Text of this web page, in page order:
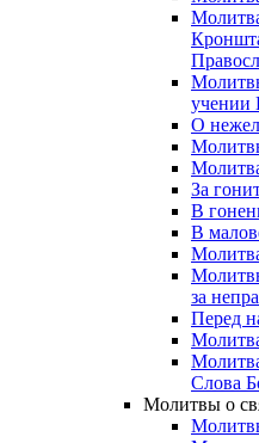
учении
О
За
В
В
за
Перед
Слова
Молитвы о